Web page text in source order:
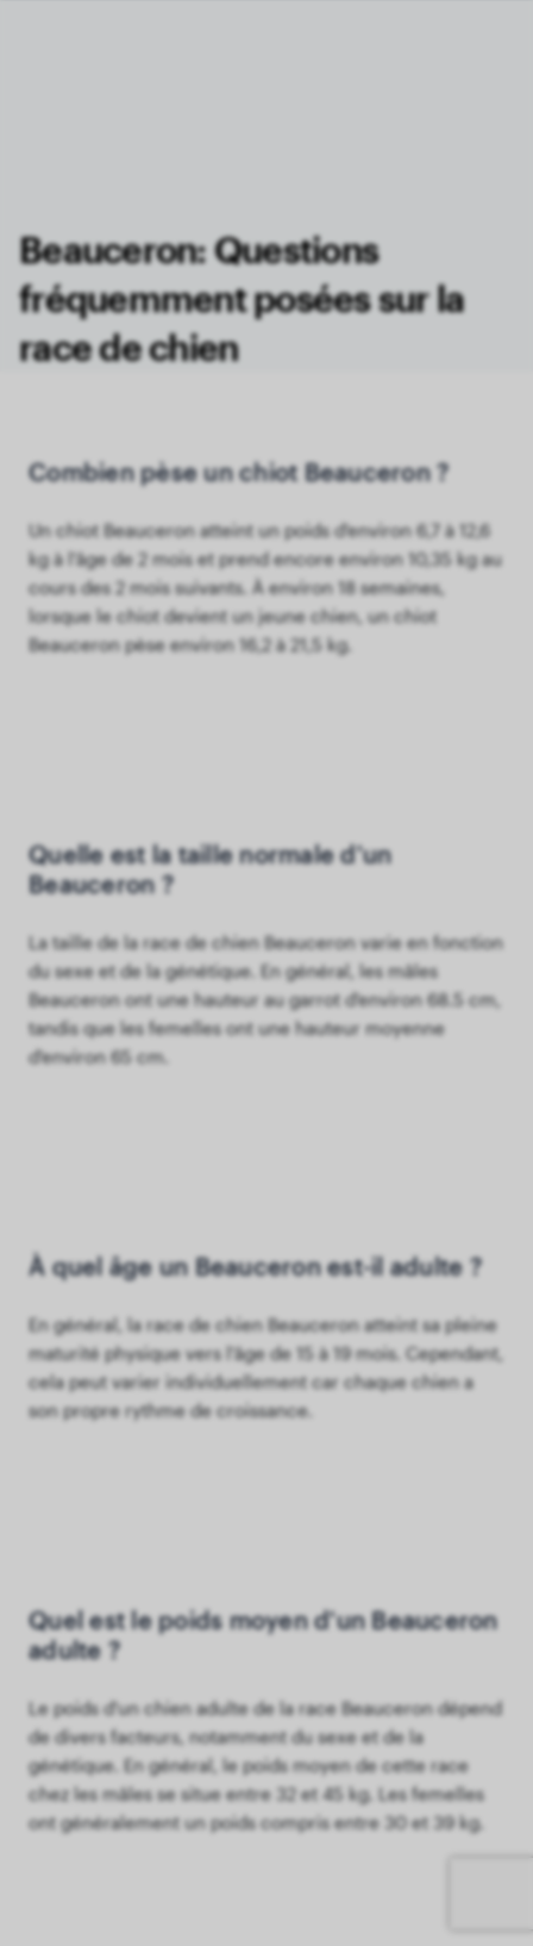
Beauceron: Questions
fréquemment posées sur la
race de chien
Combien pèse un chiot Beauceron ?
Un chiot Beauceron atteint un poids d'environ 6,7 à 12,6
kg à l'âge de 2 mois et prend encore environ 10,35 kg au
cours des 2 mois suivants. À environ 18 semaines,
lorsque le chiot devient un jeune chien, un chiot
Beauceron pèse environ 16,2 à 21,5 kg.
Quelle est la taille normale d'un
Beauceron ?
La taille de la race de chien Beauceron varie en fonction
du sexe et de la génétique. En général, les mâles
Beauceron ont une hauteur au garrot d'environ 68.5 cm,
tandis que les femelles ont une hauteur moyenne
d'environ 65 cm.
À quel âge un Beauceron est-il adulte ?
En général, la race de chien Beauceron atteint sa pleine
maturité physique vers l'âge de 15 à 19 mois. Cependant,
cela peut varier individuellement car chaque chien a
son propre rythme de croissance.
Quel est le poids moyen d'un Beauceron
adulte ?
Le poids d'un chien adulte de la race Beauceron dépend
de divers facteurs, notamment du sexe et de la
génétique. En général, le poids moyen de cette race
chez les mâles se situe entre 32 et 45 kg. Les femelles
ont généralement un poids compris entre 30 et 39 kg.